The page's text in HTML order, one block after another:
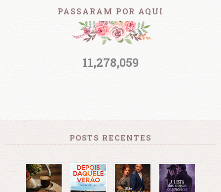
PASSARAM POR AQUI
11,278,059
POSTS RECENTES